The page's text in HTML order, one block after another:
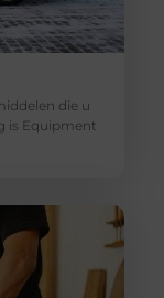
die u
is Equipment